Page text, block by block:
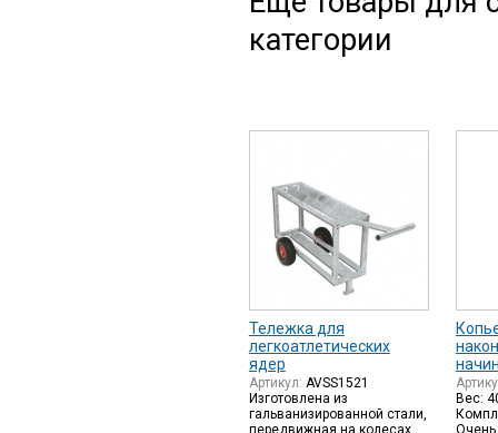
категории
Тележка для
легкоатлетических
ядер
Артикул: AVSS1521
Изготовлена из
гальванизированной стали,
передвижная на колесах,
Вес:
Очень